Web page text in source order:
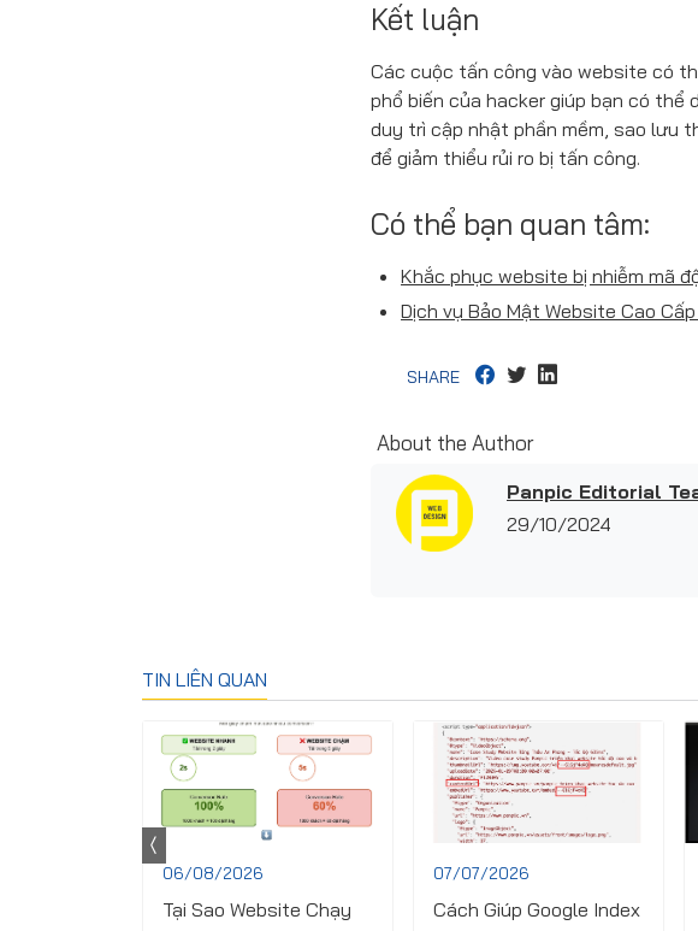
Kết luận
Các cuộc tấn công vào website có
phổ biến của hacker giúp bạn có thể
duy trì cập nhật phần mềm, sao lưu
để giảm thiểu rủi ro bị tấn công.
Có thể bạn quan tâm:
Khắc phục website bị nhiễm mã
Dịch vụ Bảo Mật Website Cao
SHARE
About the Author
Panpic Editorial
29/10/2024
TIN LIÊN QUAN
06/08/2026
Tại Sao Website Chạy
07/07/2026
Cách Giúp Google Index